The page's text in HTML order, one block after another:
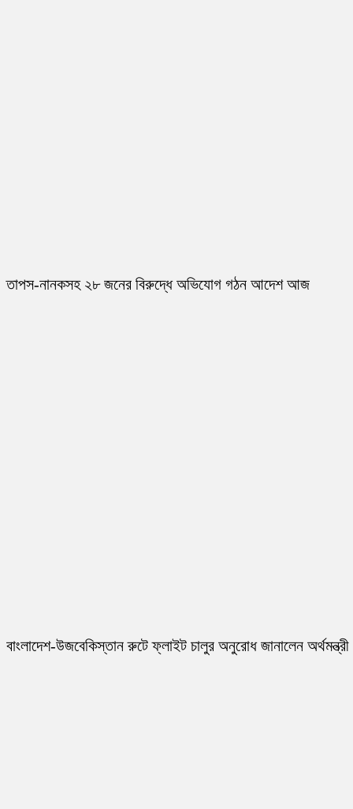
তাপস-নানকসহ ২৮ জনের বিরুদ্ধে অভিযোগ গঠন আদেশ আজ
বাংলাদেশ-উজবেকিস্তান রুটে ফ্লাইট চালুর অনুরোধ জানালেন অর্থমন্ত্রী